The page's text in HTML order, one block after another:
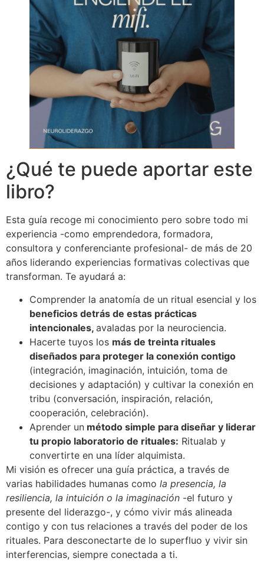
¿Qué te puede aportar este
libro?
Esta guía recoge mi conocimiento pero sobre todo mi
experiencia -como emprendedora, formadora,
consultora y conferenciante profesional- de más de 20
años liderando experiencias formativas colectivas que
transforman. Te ayudará a:
Comprender la anatomía de un ritual esencial y los
beneficios detrás de estas prácticas
intencionales, avaladas por la neurociencia.
Hacerte tuyos los más de treinta rituales
diseñados para proteger la conexión contigo
(integración, imaginación, intuición, toma de
decisiones y adaptación) y cultivar la conexión en
tribu (conversación, inspiración, relación,
cooperación, celebración).
Aprender un método simple para diseñar y liderar
tu propio laboratorio de rituales: Ritualab y
convertirte en una líder alquimista.
Mi visión es ofrecer una guía práctica, a través de
varias habilidades humanas como la presencia, la
resiliencia, la intuición o la imaginación -el futuro y
presente del liderazgo-, y cómo vivir más alineada
contigo y con tus relaciones a través del poder de los
rituales. Para desconectarte de lo superfluo y vivir sin
interferencias, siempre conectada a ti.